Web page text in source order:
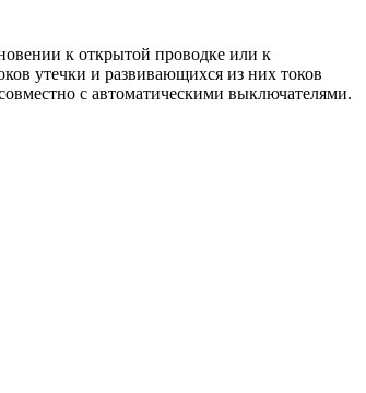
к открытой проводке или к
утечки и развивающихся из них токов
с автоматическими выключателями.